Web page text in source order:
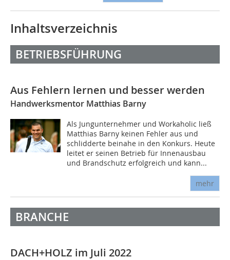
Inhaltsverzeichnis
BETRIEBSFÜHRUNG
Aus Fehlern lernen und besser werden
Handwerksmentor Matthias Barny
Als Jungunternehmer und Workaholic ließ
Matthias Barny keinen Fehler aus und
schlidderte beinahe in den Konkurs. Heute
leitet er seinen Betrieb für Innenausbau
und Brandschutz erfolgreich und kann...
mehr
BRANCHE
DACH+HOLZ im Juli 2022